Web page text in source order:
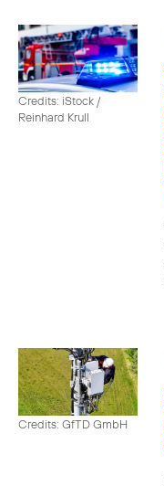
Credits: iStock /
Reinhard Krull
Credits: GfTD GmbH